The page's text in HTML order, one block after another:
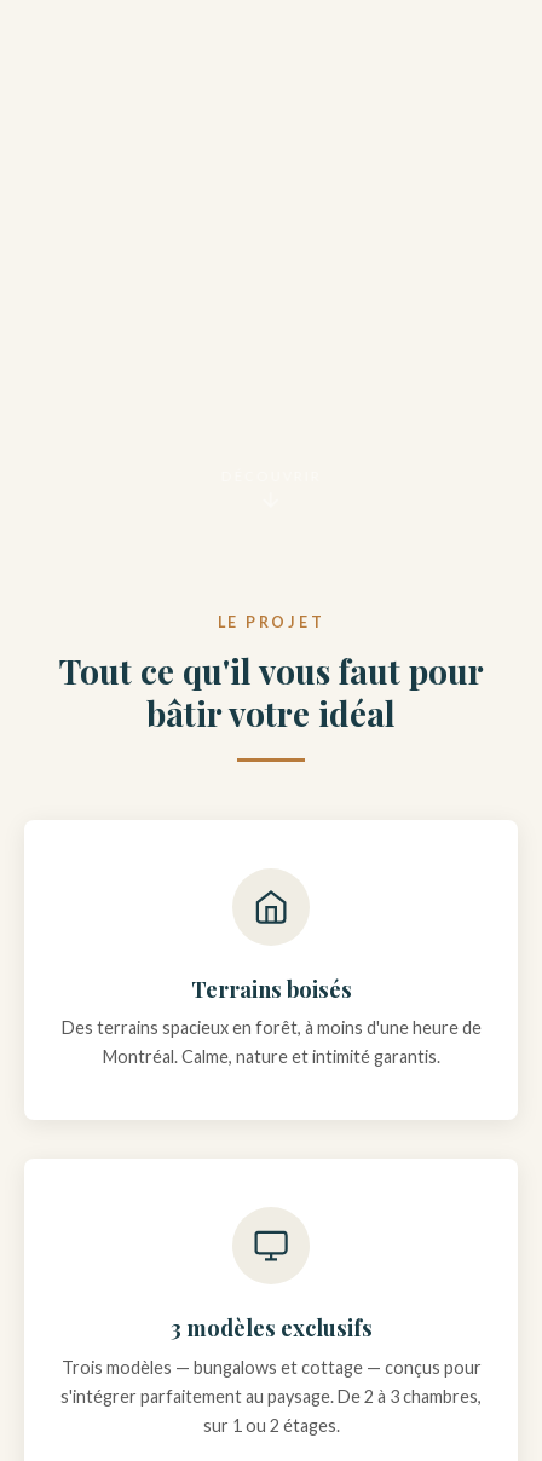
LE PROJET
Tout ce qu'il vous faut pour
bâtir votre idéal
Terrains boisés
Des terrains spacieux en forêt, à moins d'une heure de
Montréal. Calme, nature et intimité garantis.
3 modèles exclusifs
Trois modèles — bungalows et cottage — conçus pour
s'intégrer parfaitement au paysage. De 2 à 3 chambres,
sur 1 ou 2 étages.